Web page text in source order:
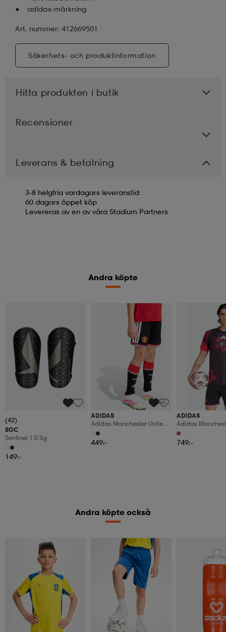
adidas-märkning
Art. nummer: 412669501
Säkerhets- och produktinformation
Hitta produkten i butik
Recensioner
Leverans & betalning
3-8 helgfria vardagars leveranstid
60 dagars öppet köp
Levereras av en av våra Stadium Partners
Andra köpte
(42)
SOC
Sentinel 1.0 Sg
149:-
ADIDAS
Adidas Manchester United
26/27 Hemmashorts För
Barn
449:-
ADIDAS
Adidas
26/27
749:-
Andra köpte också